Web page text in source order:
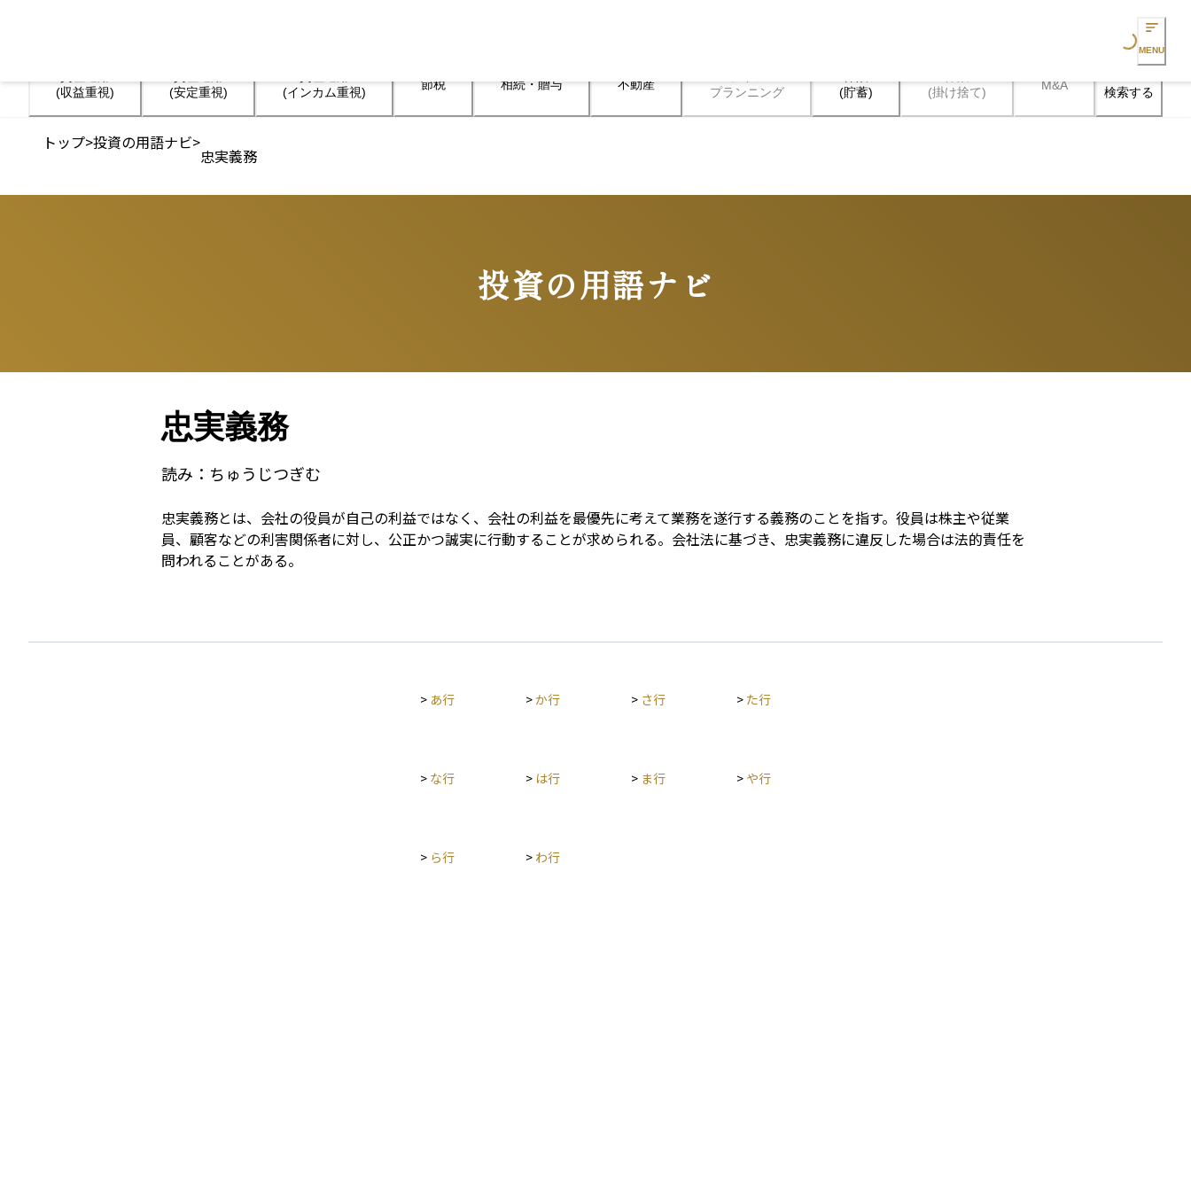
Loading...
MENU
(収益重視)
(安定重視)
(インカム重視)
節税 相続・贈与 不動産
プランニング
(貯蓄)
(掛け捨て)
M&A 検索する
トップ>投資の用語ナビ>
忠実義務
投資の用語ナビ
Terms
忠実義務
読み： ちゅうじつぎむ
忠実義務とは、会社の役員が自己の利益ではなく、会社の利益を最優先に考えて業務を遂行する義務のことを指す。役員は株主や従業
員、顧客などの利害関係者に対し、公正かつ誠実に行動することが求められる。会社法に基づき、忠実義務に違反した場合は法的責任を
問われることがある。
> あ行 >か行 > さ行 > た行
> な行 > は行 > ま行 > や行
> ら行 > わ行